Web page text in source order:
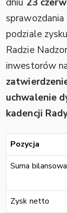
sprawozdania
podziale
Radzie
inwestorów
uchwalenie
kadencji
Pozycja
Suma bilansowa
Zysk netto